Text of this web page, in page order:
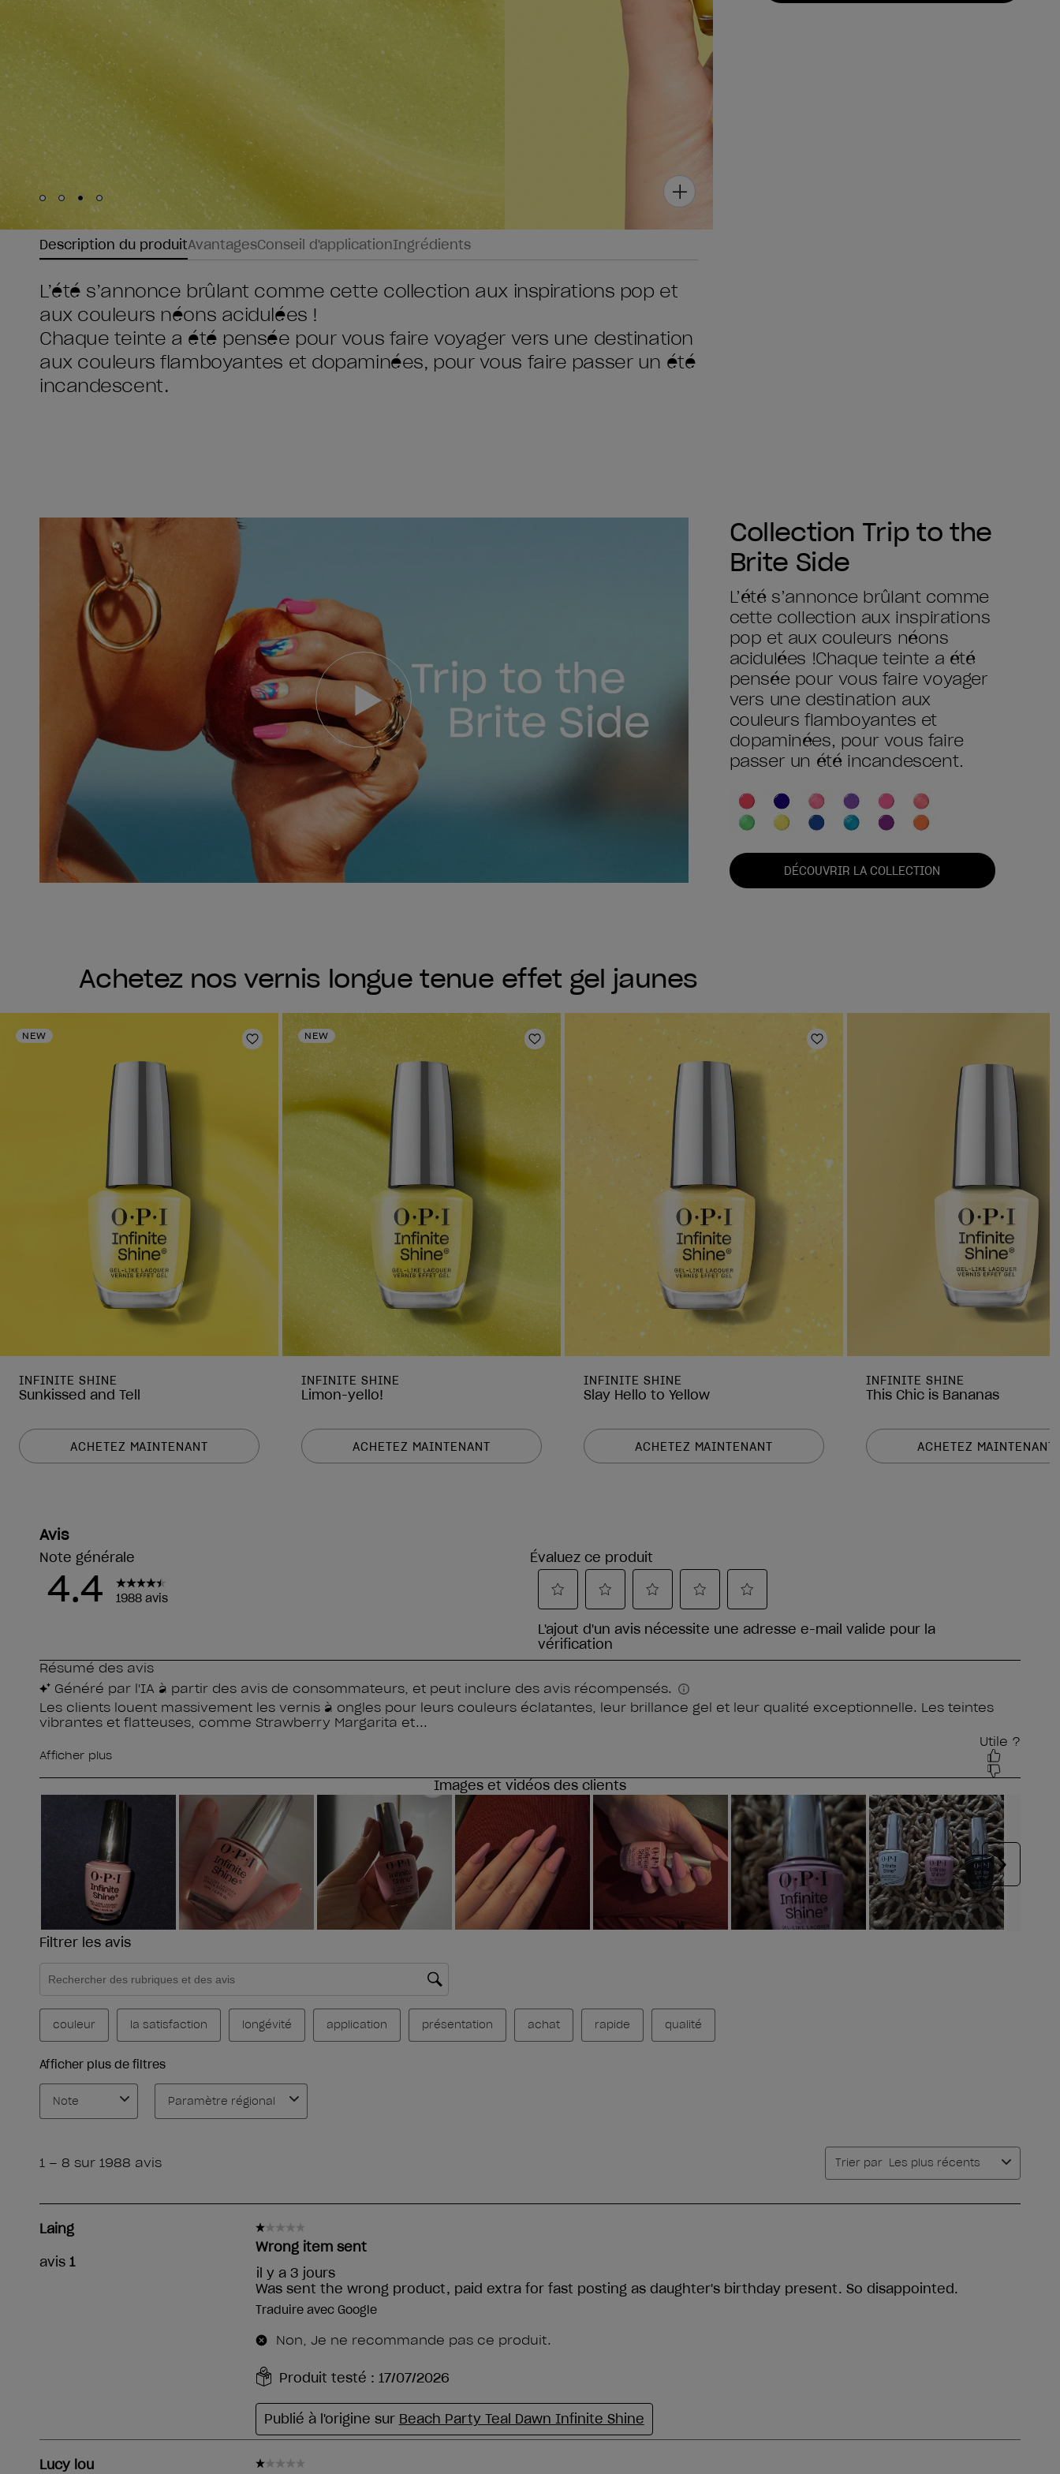
Skip to slide
Skip to slide 2
Skip to slide
Skip to slide
Description du produitAvantagesConseil d'applicationIngrédients
L’été s’annonce brûlant comme cette collection aux inspirations pop et
aux couleurs néons acidulées !
Chaque teinte a été pensée pour vous faire voyager vers une destination
aux couleurs flamboyantes et dopaminées, pour vous faire passer un été
incandescent.
Collection Trip to the
Brite Side
L’été s’annonce brûlant comme
cette collection aux inspirations
pop et aux couleurs néons
acidulées !​ Chaque teinte a été
pensée pour vous faire voyager
vers une destination aux
couleurs flamboyantes et
dopaminées, pour vous faire
passer un été incandescent.
DÉCOUVRIR LA COLLECTION
Achetez nos vernis longue tenue effet gel jaunes
NEW
Ajouter aux favoris
INFINITE SHINE
Sunkissed and Tell
ACHETEZ MAINTENANT
NEW
Ajouter aux favoris
INFINITE SHINE
Limon-yello!
ACHETEZ MAINTENANT
Ajouter aux favoris
INFINITE SHINE
Slay Hello to Yellow
ACHETEZ MAINTENANT
INFINITE SHINE
This Chic is Bananas
ACHETEZ MAINTENANT